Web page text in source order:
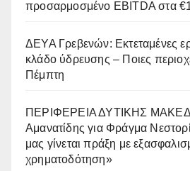
προσαρμοσμένο EBITDA στα
ΔΕΥΑ Γρεβενών: Εκτεταμένες
κλάδο ύδρευσης – Ποιες
Πέμπτη
ΠΕΡΙΦΕΡΕΙΑ ΔΥΤΙΚΗΣ
Αμανατίδης για Φράγμα
μας γίνεται πράξη με
χρηματοδότηση»